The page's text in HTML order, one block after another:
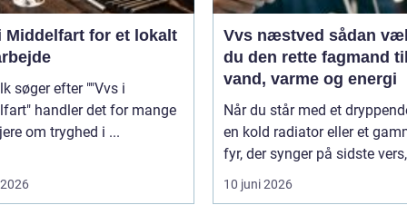
Middelfart for et lokalt
søger efter ""Vvs i
handler det for mange
om tryghed i ...
Vvs næstved sådan vælger
du den rette fagmand
vand, varme og energi
Når du står med et
en kold radiator eller et
fyr, der synger på sidste
10 juni 2026